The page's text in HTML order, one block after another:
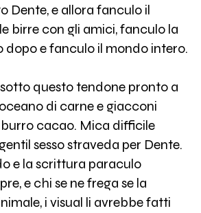
Dente, e allora fanculo il
birre con gli amici, fanculo la
dopo e fanculo il mondo intero.
questo tendone pronto a
di carne e giacconi
burro cacao. Mica difficile
sesso straveda per Dente.
e la scrittura paraculo
e chi se ne frega se la
i visual li avrebbe fatti